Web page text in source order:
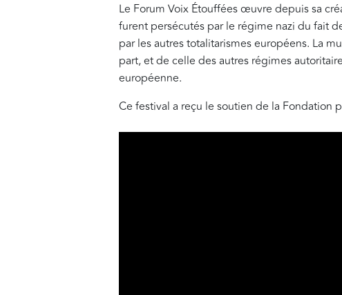
Le Forum Voix Étouffées œuvre depuis sa
furent persécutés par le régime nazi du fait
par les autres totalitarismes européens. La
part, et de celle des autres régimes
européenne.
Ce festival a reçu le soutien de la Fondation